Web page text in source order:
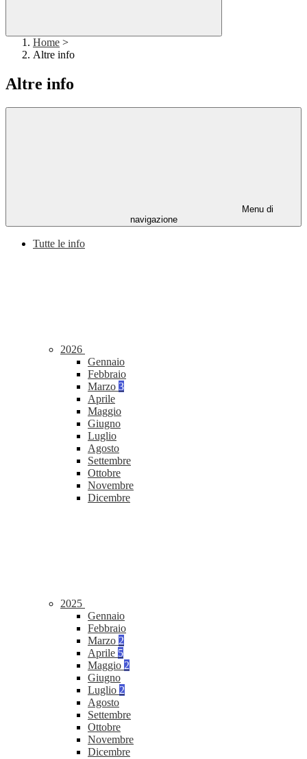
Home >
Altre info
Altre info
Menu di
navigazione
Tutte le info
2026
Gennaio
Febbraio
Marzo 3
Aprile
Maggio
Giugno
Luglio
Agosto
Settembre
Ottobre
Novembre
Dicembre
2025
Gennaio
Febbraio
Marzo 2
Aprile 5
Maggio 2
Giugno
Luglio 2
Agosto
Settembre
Ottobre
Novembre
Dicembre